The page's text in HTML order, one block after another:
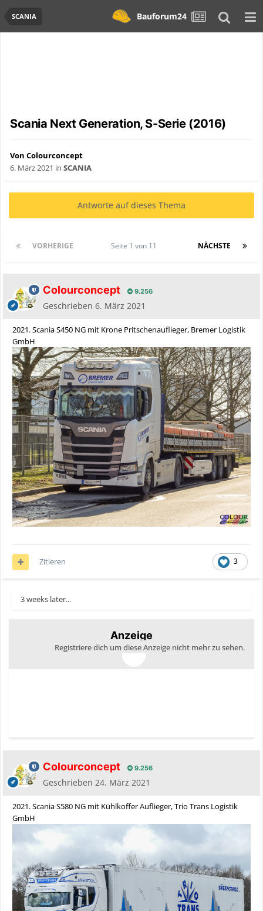
SCANIA Bauforum24
Scania Next Generation, S-Serie (2016)
Von Colourconcept
6. März 2021 in SCANIA
Antworte auf dieses Thema
VORHERIGE NÄCHSTE
Seite 1 von 11
Colourconcept 9.256
Geschrieben 6. März 2021
2021. Scania S450 NG mit Krone Pritschenauflieger, Bremer Logistik
GmbH
3
Zitieren
3 weeks later...
Anzeige
Registriere dich um diese Anzeige nicht mehr zu sehen.
Colourconcept 9.256
Geschrieben 24. März 2021
2021. Scania S580 NG mit Kühlkoffer Auflieger, Trio Trans Logistik
GmbH